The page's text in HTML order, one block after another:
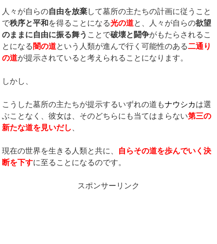
人々が自らの自由を放棄して墓所の主たちの計画に従うこと
で秩序と平和 を得ることになる光の道と、人々が自らの欲望
のままに自由に振る舞う ことで破壊と闘争がもたらされるこ
とになる 闇の道という人類が進んで行く可能性のある二通り
の道が提示されていると考えられることになります。
しかし、
こうした墓所の主たちが提示するいずれの道もナウシカは選
ぶことなく、彼女は、そのどちらにも当てはまらない第三の
新たな道を見いだし
現在の世界を生きる人類と共に、 自らその道を歩んでいく決
断を下すに至ることになるのです。
スポンサーリンク